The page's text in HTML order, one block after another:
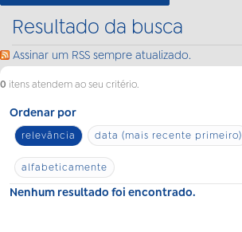
Resultado da busca
Assinar um RSS sempre atualizado.
0 itens atendem ao seu critério.
Ordenar por
relevância data (mais recente primeiro)
alfabeticamente
Nenhum resultado foi encontrado.